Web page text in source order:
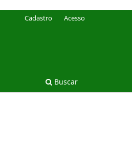
Buscar
Cadastro Acesso